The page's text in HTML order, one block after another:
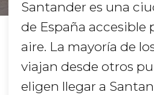
Santander es una
de España accesible
aire. La mayoría de
viajan desde otros
eligen llegar a